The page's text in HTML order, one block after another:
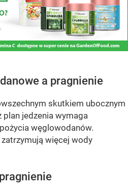
a pragnienie
skutkiem ubocznym
plan jedzenia wymaga
węglowodanów.
więcej wody